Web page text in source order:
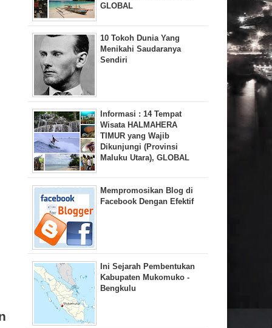
GLOBAL
10 Tokoh Dunia Yang
Menikahi Saudaranya
Sendiri
Informasi : 14 Tempat
Wisata HALMAHERA
TIMUR yang Wajib
Dikunjungi (Provinsi
Maluku Utara), GLOBAL
Mempromosikan Blog di
Facebook Dengan Efektif
Ini Sejarah Pembentukan
Kabupaten Mukomuko -
Bengkulu